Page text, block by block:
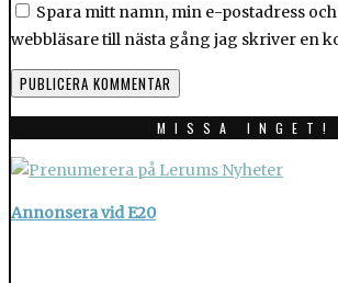
Spara mitt namn, min e-postadress
webbläsare till nästa gång jag skriver en
MISSA INGET!
Annonsera vid E20